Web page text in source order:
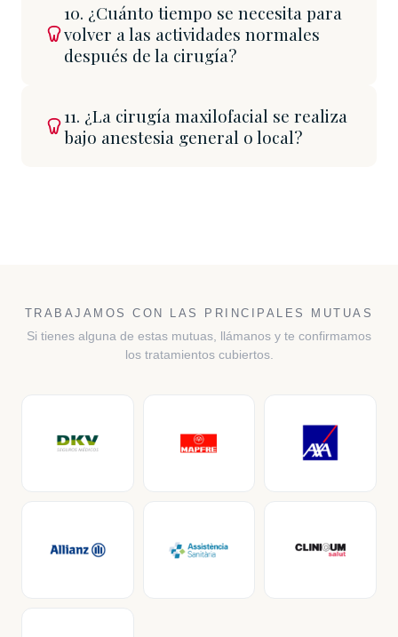
10. ¿Cuánto tiempo se necesita para
volver a las actividades normales
después de la cirugía?
11. ¿La cirugía maxilofacial se realiza
bajo anestesia general o local?
TRABAJAMOS CON LAS PRINCIPALES MUTUAS
Si tienes alguna de estas mutuas, llámanos y te confirmamos
los tratamientos cubiertos.